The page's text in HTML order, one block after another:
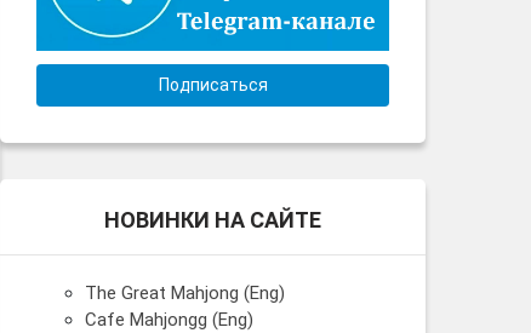
Подписаться
НОВИНКИ НА САЙТЕ
The Great Mahjong (Eng)
Cafe Mahjongg (Eng)